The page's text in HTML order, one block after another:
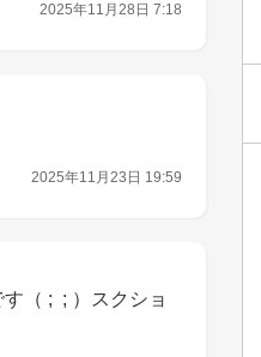
2025年11月28日 7:18
2025年11月23日 19:59
（ ;  ; ）スクショ